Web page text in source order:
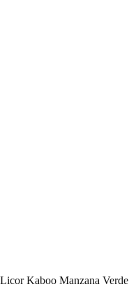
Licor Kaboo Manzana Verde